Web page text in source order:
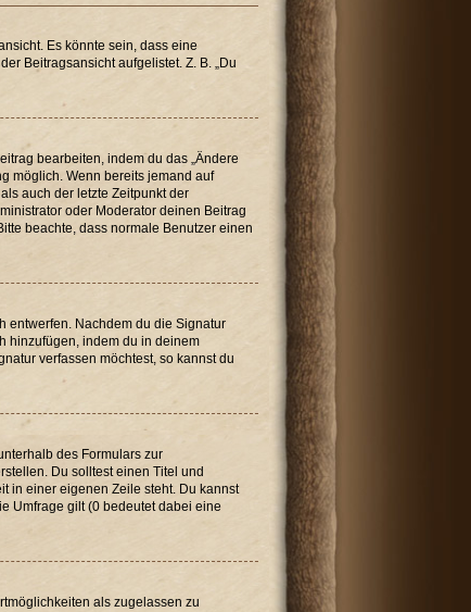
Es könnte sein, dass eine
Beitragsansicht aufgelistet. Z. B. „Du
bearbeiten, indem du das „Ändere
möglich. Wenn bereits jemand auf
auch der letzte Zeitpunkt der
oder Moderator deinen Beitrag
beachte, dass normale Benutzer einen
entwerfen. Nachdem du die Signatur
hinzufügen, indem du in deinem
verfassen möchtest, so kannst du
des Formulars zur
Du solltest einen Titel und
in einer eigenen Zeile steht. Du kannst
Umfrage gilt (0 bedeutet dabei eine
als zugelassen zu